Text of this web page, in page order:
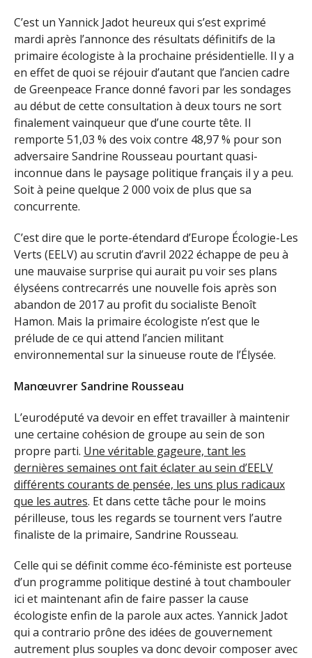
C’est un Yannick Jadot heureux qui s’est exprimé
mardi après l’annonce des résultats définitifs de la
primaire écologiste à la prochaine présidentielle. Il y a
en effet de quoi se réjouir d’autant que l’ancien cadre
de Greenpeace France donné favori par les sondages
au début de cette consultation à deux tours ne sort
finalement vainqueur que d’une courte tête. Il
remporte 51,03 % des voix contre 48,97 % pour son
adversaire Sandrine Rousseau pourtant quasi-
inconnue dans le paysage politique français il y a peu.
Soit à peine quelque 2 000 voix de plus que sa
concurrente.
C’est dire que le porte-étendard d’Europe Écologie-Les
Verts (EELV) au scrutin d’avril 2022 échappe de peu à
une mauvaise surprise qui aurait pu voir ses plans
élyséens contrecarrés une nouvelle fois après son
abandon de 2017 au profit du socialiste Benoît
Hamon. Mais la primaire écologiste n’est que le
prélude de ce qui attend l’ancien militant
environnemental sur la sinueuse route de l’Élysée.
Manœuvrer Sandrine Rousseau
L’eurodéputé va devoir en effet travailler à maintenir
une certaine cohésion de groupe au sein de son
propre parti. Une véritable gageure, tant les
dernières semaines ont fait éclater au sein d’EELV
différents courants de pensée, les uns plus radicaux
que les autres. Et dans cette tâche pour le moins
périlleuse, tous les regards se tournent vers l’autre
finaliste de la primaire, Sandrine Rousseau.
Celle qui se définit comme éco-féministe est porteuse
d’un programme politique destiné à tout chambouler
ici et maintenant afin de faire passer la cause
écologiste enfin de la parole aux actes. Yannick Jadot
qui a contrario prône des idées de gouvernement
autrement plus souples va donc devoir composer avec